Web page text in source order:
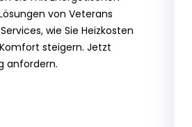
von Veterans
wie Sie Heizkosten
steigern. Jetzt
anfordern.